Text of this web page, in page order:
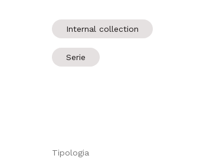
Internal collection
Serie
Tipologia